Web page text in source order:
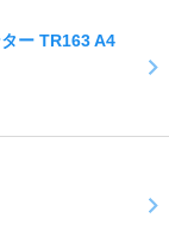
ー TR163 A4